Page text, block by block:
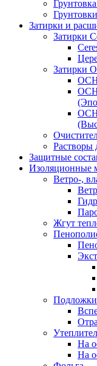
Грунтовки
Затирки и
Затирки
Затирки
Растворы
Защитные
Изоляционные
Ветро-,
Жгут
Подложки
На
На